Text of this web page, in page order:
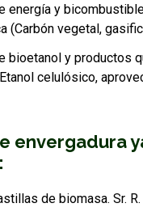
OS
energía y
(Carbón vegetal,
bioetanol y productos
celulósico,
envergadura
de biomasa. Sr.